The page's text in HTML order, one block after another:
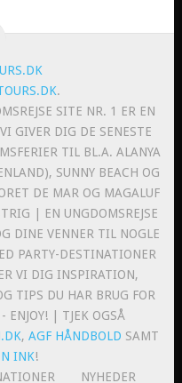
.
SITE NR. 1 ER EN
GIVER DIG DE SENESTE
TIL BL.A. ALANYA
SUNNY BEACH OG
DE MAR OG MAGALUF
| EN UNGDOMSREJSE
DINE VENNER TIL NOGLE
PARTY-DESTINATIONER
VI DIG INSPIRATION,
TIPS DU HAR BRUG FOR
ENJOY! | TJEK OGSÅ
, AGF HÅNDBOLD SAMT
INK!
NYHEDER